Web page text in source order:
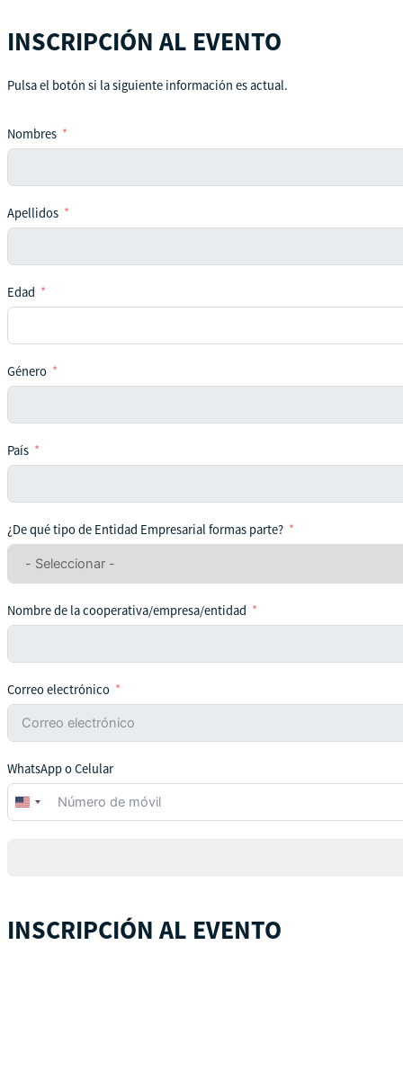
INSCRIPCIÓN AL EVENTO
Pulsa el botón si la siguiente información es actual.
Nombres
Apellidos
Edad
Género
País
¿De qué tipo de Entidad Empresarial formas parte?
Nombre de la cooperativa/empresa/entidad
Correo electrónico
WhatsApp o Celular
United
States
INSCRIPCIÓN AL EVENTO